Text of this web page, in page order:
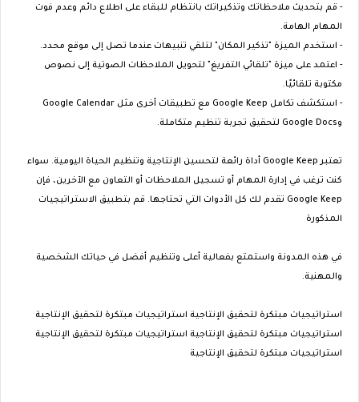
- قم بتحديث ملاحظاتك وتذكيراتك بانتظام للبقاء على اطلاع دائم وعدم فوت
المهام الهامة.
- استخدم الميزة "تذكير المكان" لتلقي تنبيهات عندما تصل إلى موقع محدد.
- اعتمد على ميزة "تلقائي التفريغ" لتحويل الملاحظات الصوتية إلى نصوص
مكتوبة تلقائيًا.
- استكشف تكامل Google Keep مع تطبيقات أخرى مثل Google Calendar
تعتبر Google Keep أداة رائعة لتحسين الإنتاجية وتنظيم الحياة اليومية. سواء
كنت ترغب في إدارة المهام أو تسجيل الملاحظات أو التعاون مع الآخرين، فإن
Google Keep تقدم لك كل الأدوات التي تحتاجها. قم بتطبيق الاستراتيجيات
المذكورة
في هذه المدونة واستمتع بفعالية أعلى وتنظيم أفضل في حياتك الشخصية
والمهنية.
استراتيجيات مبتكرة لتحقيق الإنتاجية استراتيجيات مبتكرة لتحقيق الإنتاجية
استراتيجيات مبتكرة لتحقيق الإنتاجية استراتيجيات مبتكرة لتحقيق الإنتاجية
استراتيجيات مبتكرة لتحقيق الإنتاجية